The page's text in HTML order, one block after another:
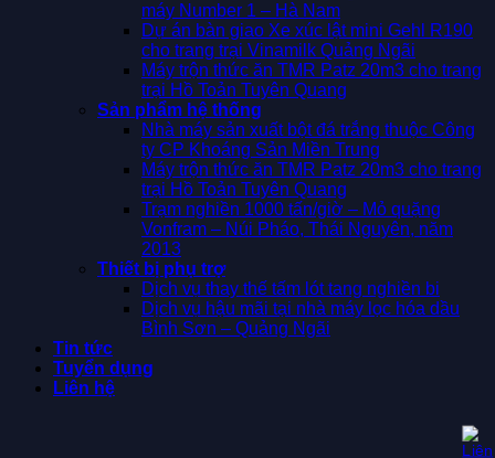
máy Number 1 – Hà Nam
Dự án bàn giao Xe xúc lật mini Gehl R190
cho trang trại Vinamilk Quảng Ngãi
Máy trộn thức ăn TMR Patz 20m3 cho trang
trại Hồ Toản Tuyên Quang
Sản phẩm hệ thống
Nhà máy sản xuất bột đá trắng thuộc Công
ty CP Khoáng Sản Miền Trung
Máy trộn thức ăn TMR Patz 20m3 cho trang
trại Hồ Toản Tuyên Quang
Trạm nghiền 1000 tấn/giờ – Mỏ quặng
Vonfram – Núi Pháo, Thái Nguyên, năm
2013
Thiết bị phụ trợ
Dịch vụ thay thế tấm lót tang nghiền bi
Dịch vụ hậu mãi tại nhà máy lọc hóa dầu
Bình Sơn – Quảng Ngãi
Tin tức
Tuyển dụng
Liên hệ